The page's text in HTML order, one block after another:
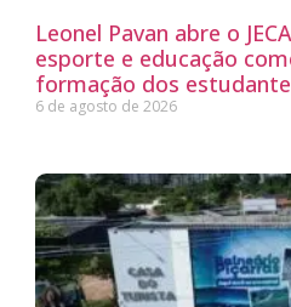
Leonel Pavan abre o
esporte e educação
formação dos
6 de agosto de 2026